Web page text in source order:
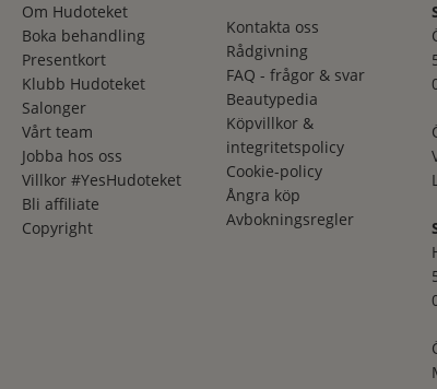
Om Hudoteket
Boka behandling
Presentkort
Klubb Hudoteket
Salonger
Vårt team
Jobba hos oss
Villkor #YesHudoteket
Bli affiliate
Copyright
Kontakta oss
Rådgivning
FAQ - frågor & svar
Beautypedia
Köpvillkor &
integritetspolicy
Cookie-policy
Ångra köp
Avbokningsregler